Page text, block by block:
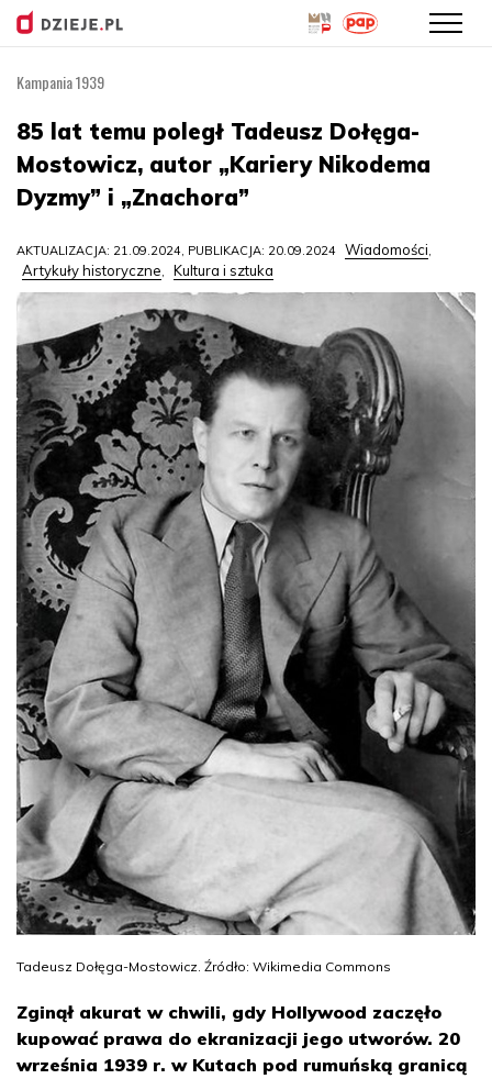
treści
Kampania 1939
85 lat temu poległ Tadeusz Dołęga-
Mostowicz, autor „Kariery Nikodema
Dyzmy” i „Znachora”
AKTUALIZACJA: 21.09.2024, PUBLIKACJA: 20.09.2024 Wiadomości,
Artykuły historyczne, Kultura i sztuka
Tadeusz Dołęga-Mostowicz. Źródło: Wikimedia Commons
Zginął akurat w chwili, gdy Hollywood zaczęło
kupować prawa do ekranizacji jego utworów. 20
września 1939 r. w Kutach pod rumuńską granicą